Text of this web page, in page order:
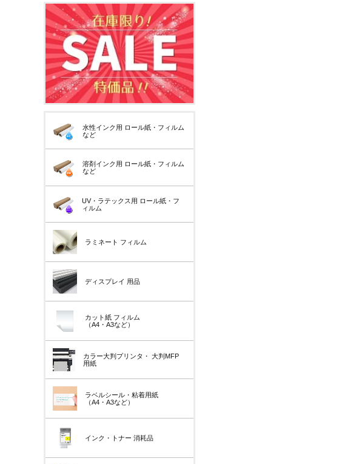
水性インク用 ロール紙・フィルム
など
溶剤インク用 ロール紙・フィルム
など
UV・ラテックス用 ロール紙・フ
ィルム
ラミネート フィルム
ディスプレイ 用品
カット紙 フィルム
（A4・A3など）
カラー大判プリンタ・ 大判MFP
用紙
ラベルシール・粘着用紙
（A4・A3など）
インク・トナー 消耗品